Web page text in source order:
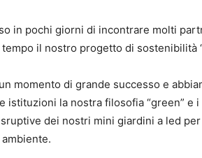
in pochi giorni di incontrare molti
il nostro progetto di sostenibilità
momento di grande successo e
istituzioni la nostra filosofia “green” e
dei nostri mini giardini a led